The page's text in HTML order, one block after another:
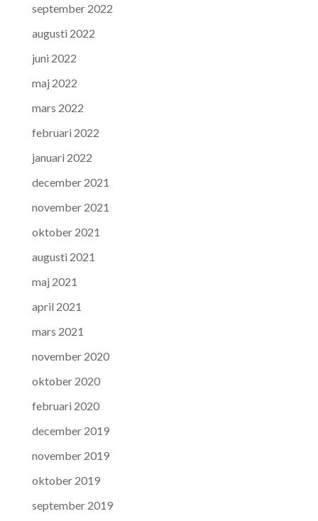
september 2022
augusti 2022
juni 2022
maj 2022
mars 2022
februari 2022
januari 2022
december 2021
november 2021
oktober 2021
augusti 2021
maj 2021
april 2021
mars 2021
november 2020
oktober 2020
februari 2020
december 2019
november 2019
oktober 2019
september 2019